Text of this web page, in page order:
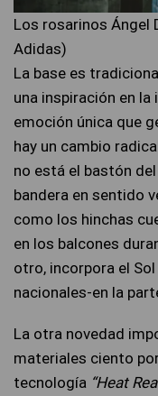
Los rosarinos Ángel
Adidas)
La base es
una inspiración en
emoción única que
hay un cambio
no está el bastón
bandera en sentido
como los hinchas
en los balcones
otro, incorpora el
nacionales-en la
La otra novedad
materiales ciento
tecnología “Heat